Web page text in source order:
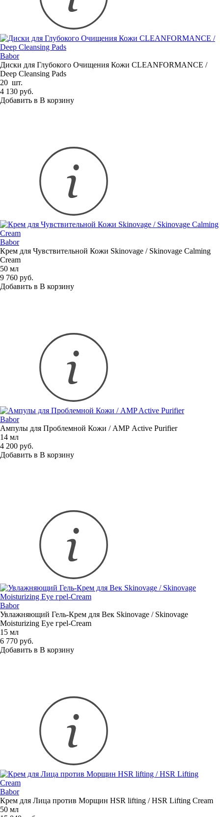
Babor
Диски для Глубокого Очищения Кожи CLEANFORMANCE /
Deep Cleansing Pads
20 шт.
4 130 руб.
Добавить в В корзину
Babor
Крем для Чувствительной Кожи Skinovage / Skinovage Calming
Cream
50 мл
9 760 руб.
Добавить в В корзину
Babor
Ампулы для Проблемной Кожи / AMP Active Purifier
14 мл
4 200 руб.
Добавить в В корзину
Babor
Увлажняющий Гель-Крем для Век Skinovage / Skinovage
Moisturizing Eye грel-Cream
15 мл
6 770 руб.
Добавить в В корзину
Babor
Крем для Лица против Морщин HSR lifting / HSR Lifting Cream
50 мл